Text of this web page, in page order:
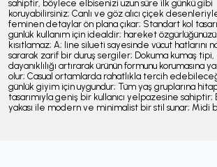
sahiptir, böylece elbisenizi uzun süre ilk günkü gibi
koruyabilirsiniz; Canlı ve göz alıcı çiçek
feminen detaylar ön plana çıkar; Standart kol
günlük kullanım için idealdir; hareket özgürlüğünüzü
kısıtlamaz; A; line silueti sayesinde vücut hatlarını
sararak zarif bir duruş sergiler; Dokuma kumaş tipi,
dayanıklılığı artırarak ürünün formunu korumasına
olur; Casual ortamlarda rahatlıkla tercih
günlük giyim için uygundur; Tüm yaş gruplarına
tasarımıyla geniş bir kullanıcı yelpazesine sahiptir;
yakası ile modern ve minimalist bir stil sunar; Midi